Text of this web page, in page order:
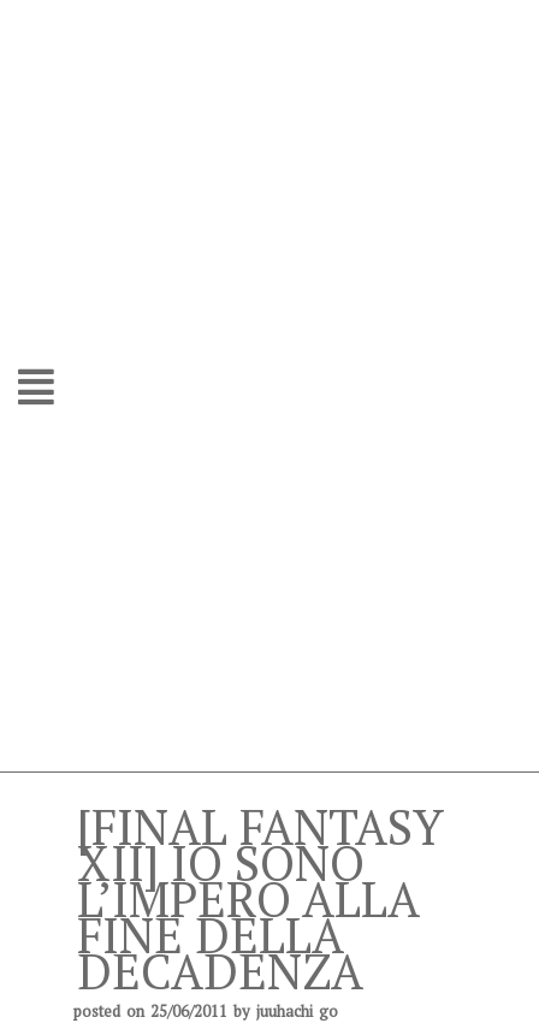
[FINAL FANTASY
XII] IO SONO
L’IMPERO ALLA
FINE DELLA
DECADENZA
posted on 25/06/2011 by juuhachi go